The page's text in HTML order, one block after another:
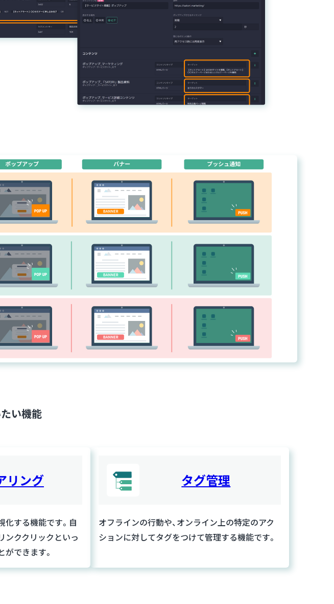
い機能
リング
化する機能です。自
ンククリックといっ
できます。
タグ管理
オフラインの行動や、オンライン上の特定のアク
ションに対してタグをつけて管理する機能です。